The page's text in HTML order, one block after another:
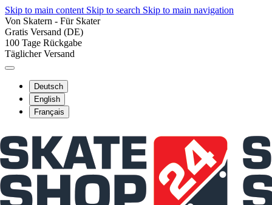
Skip to main content Skip to search Skip to main navigation
Von Skatern - Für Skater
Gratis Versand (DE)
100 Tage Rückgabe
Täglicher Versand
Deutsch
English
Français